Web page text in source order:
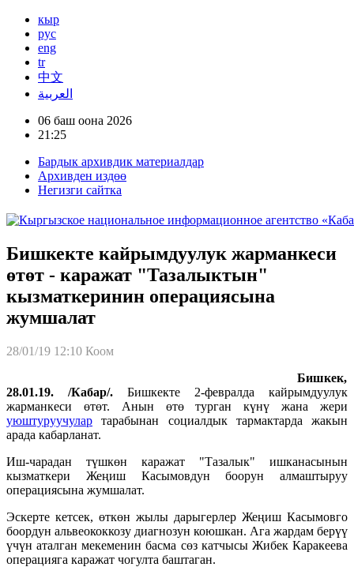
кыр
рус
eng
tr
中文
العربية
06 баш оона 2026
21:25
Бардык архивдик материалдар
Архивден издөө
Негизги сайтка
Бишкекте кайрымдуулук жарманкеси
өтөт - каражат "Тазалыктын"
кызматкеринин операциясына
жумшалат
28/01/19 12:10 Коом
Бишкек,
28.01.19. /Кабар/. Бишкекте 2-февралда кайрымдуулук
жарманкеси өтөт. Анын өтө турган күнү жана жери
уюштуруучулар тарабынан социалдык тармактарда жакын
арада кабарланат.
Иш-чарадан түшкөн каражат "Тазалык" ишканасынын
кызматкери Жеңиш Касымовдун боорун алмаштыруу
операциясына жумшалат.
Эскерте кетсек, өткөн жылы дарыгерлер Жеңиш Касымовго
боордун альвеококкозу диагнозун коюшкан. Ага жардам берүү
үчүн аталган мекеменин басма сөз катчысы Жибек Каракеева
операцияга каражат чогулта баштаган.